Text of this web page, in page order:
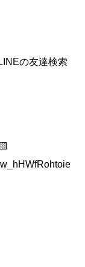
の友達検索